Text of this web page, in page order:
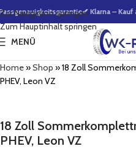
Zur Navigation springen
Zum Hauptinhalt springen
✔ Klarna – Kauf
MENÜ
Home»Shop »18 Zoll
PHEV, Leon VZ
18 Zoll
PHEV, Leon VZ